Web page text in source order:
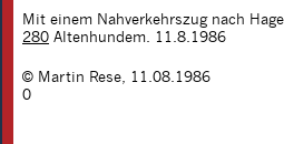
Mit einem Nahverkehrszug nach
280 Altenhundem. 11.8.1986
© Martin Rese 11.08.1986
0